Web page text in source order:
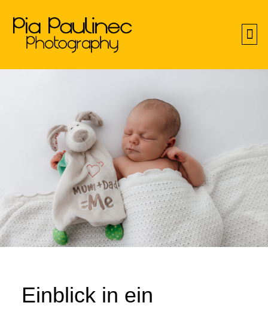
Einblick in ein